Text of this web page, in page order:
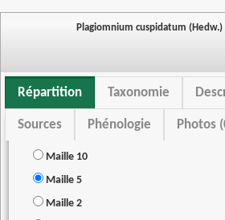
Plagiomnium cuspidatum (Hedw.)
Répartition Taxonomie
Sources Phénologie Photos
Maille 10
Maille 5
Maille 2